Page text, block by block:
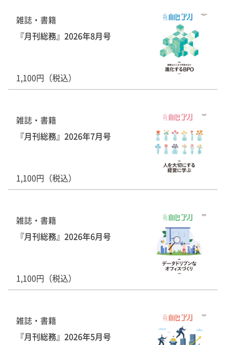
雑誌・書籍
『月刊総務』2026年8月号
1,100円（税込）
雑誌・書籍
『月刊総務』2026年7月号
1,100円（税込）
雑誌・書籍
『月刊総務』2026年6月号
1,100円（税込）
雑誌・書籍
『月刊総務』2026年5月号